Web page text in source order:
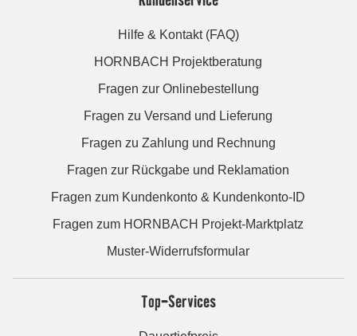
Hilfe & Kontakt (FAQ)
HORNBACH Projektberatung
Fragen zur Onlinebestellung
Fragen zu Versand und Lieferung
Fragen zu Zahlung und Rechnung
Fragen zur Rückgabe und Reklamation
Fragen zum Kundenkonto & Kundenkonto-ID
Fragen zum HORNBACH Projekt-Marktplatz
Muster-Widerrufsformular
Top-Services